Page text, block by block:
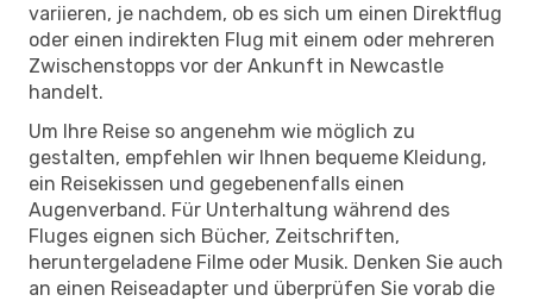
variieren, je nachdem, ob es sich um einen Direktflug
oder einen indirekten Flug mit einem oder mehreren
Zwischenstopps vor der Ankunft in Newcastle
handelt.
Um Ihre Reise so angenehm wie möglich zu
gestalten, empfehlen wir Ihnen bequeme Kleidung,
ein Reisekissen und gegebenenfalls einen
Augenverband. Für Unterhaltung während des
Fluges eignen sich Bücher, Zeitschriften,
heruntergeladene Filme oder Musik. Denken Sie auch
an einen Reiseadapter und überprüfen Sie vorab die